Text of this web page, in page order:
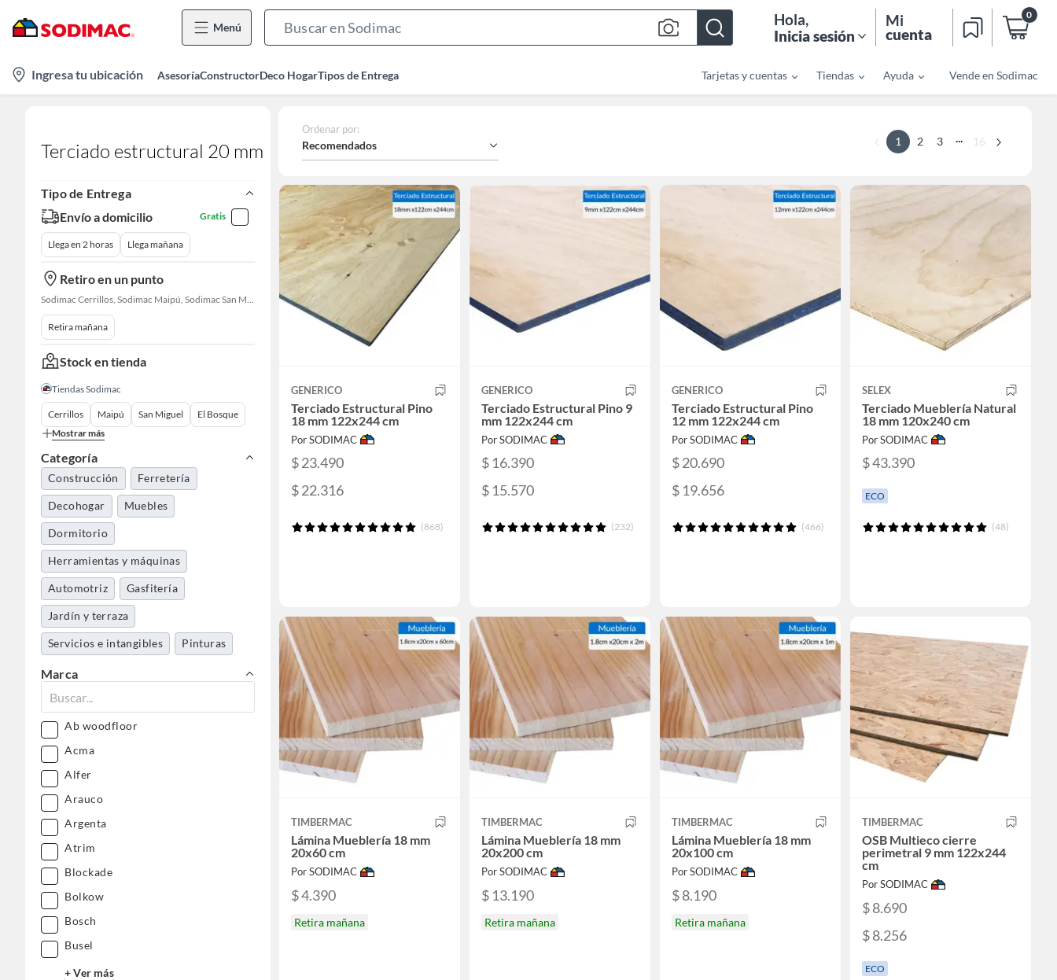
Menú
Bar
Hola,
Inicia sesión
Mi
cuenta
0
location-
icon
Ingresa tu ubicación AsesoríaConstructorDeco HogarTipos de Entrega Tarjetas y cuentas Tiendas Ayuda Vende en Sodimac
Terciado estructural 20 mm
Tipo de Entrega
Envío a domicilio
Gratis
Llega en 2 horas Llega mañana
Retiro en un punto
Sodimac Cerrillos, Sodimac Maipú, Sodimac San Miguel, Sodimac El Bosque, Sodimac San Bernardo, Constructor Cantagallo, Sodimac Talagante, Sodimac San Fernando
Retira mañana
Stock en tienda
Tiendas Sodimac
Cerrillos Maipú San Miguel
El Bosque
Mostrar más
Categoría
Construcción Ferretería
Decohogar Muebles
Dormitorio
Herramientas y máquinas
Automotriz Gasfitería
Jardín y terraza
Servicios e intangibles Pinturas
Marca
Ab woodfloor
Acma
Alfer
Arauco
Argenta
Atrim
Blockade
Bolkow
Bosch
Busel
+ Ver más
Ordenar por:
Recomendados 1 2 3 ... 16
GENERICO
Terciado Estructural Pino
18 mm 122x244 cm
Por SODIMAC
$ 23.490
$ 22.316
(868)
GENERICO
Terciado Estructural Pino 9
mm 122x244 cm
Por SODIMAC
$ 16.390
$ 15.570
(232)
GENERICO
Terciado Estructural Pino
12 mm 122x244 cm
Por SODIMAC
$ 20.690
$ 19.656
(466)
SELEX
Terciado Mueblería Natural
18 mm 120x240 cm
Por SODIMAC
$ 43.390
ECO
(48)
TIMBERMAC
Lámina Mueblería 18 mm
20x60 cm
Por SODIMAC
$ 4.390
Retira mañana
TIMBERMAC
Lámina Mueblería 18 mm
20x200 cm
Por SODIMAC
$ 13.190
Retira mañana
TIMBERMAC
Lámina Mueblería 18 mm
20x100 cm
Por SODIMAC
$ 8.190
Retira mañana
TIMBERMAC
OSB Multieco cierre
perimetral 9 mm 122x244
cm
Por SODIMAC
$ 8.690
$ 8.256
ECO